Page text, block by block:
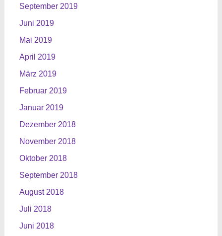
September 2019
Juni 2019
Mai 2019
April 2019
März 2019
Februar 2019
Januar 2019
Dezember 2018
November 2018
Oktober 2018
September 2018
August 2018
Juli 2018
Juni 2018